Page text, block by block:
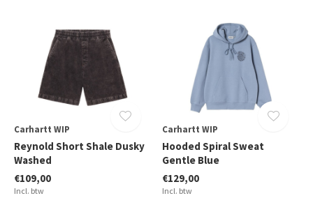
Carhartt WIP
Reynold Short Shale Dusky
Washed
€109,00
Incl. btw
Carhartt WIP
Hooded Spiral Sweat
Gentle Blue
€129,00
Incl. btw